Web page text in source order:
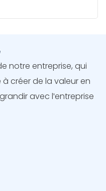
notre entreprise, qui
créer de la valeur en
avec l'entreprise